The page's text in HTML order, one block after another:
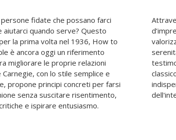
fidate che possano farci
quando serve? Questo
la prima volta nel 1936, How to
è ancora oggi un riferimento
migliorare le proprie relazioni
con lo stile semplice e
propone principi concreti per farsi
senza suscitare risentimento,
e ispirare entusiasmo.
Lincoln a importanti leader
come l’empatia, l’ascolto e la
leve decisive per il successo e la
copie vendute nel mondo
dei suoi insegnamenti. Un
ricco di saggezza pratica,
più importante anche nell'era